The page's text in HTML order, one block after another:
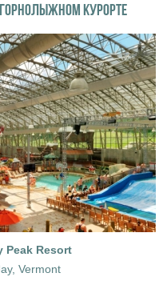
КУРОРТЕ
Peak Resort
Vermont